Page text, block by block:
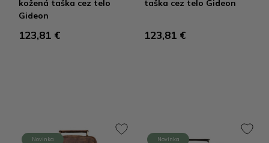
kožená taška cez telo
Gideon
123,81 €
taška cez telo Gideon
123,81 €
Novinka Novinka